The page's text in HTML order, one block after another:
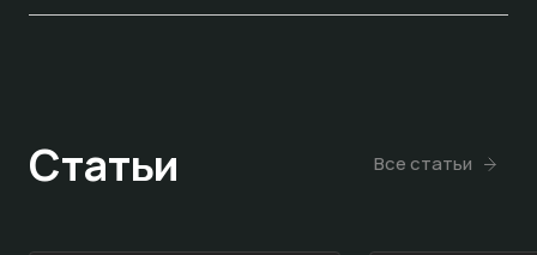
Статьи Все статьи